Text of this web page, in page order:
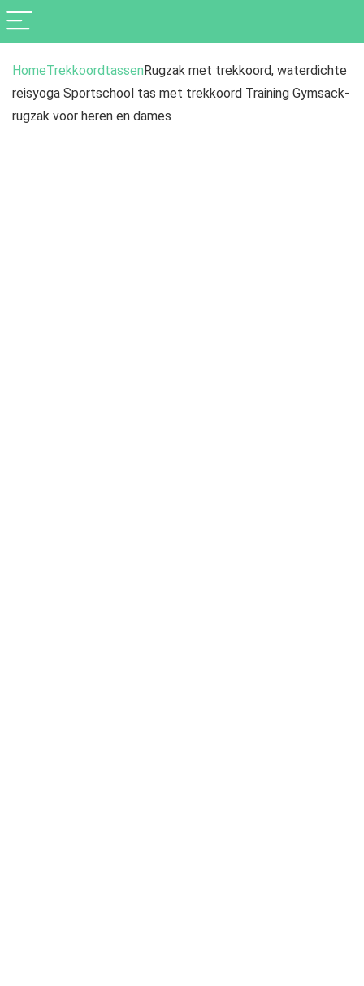
HomeTrekkoordtassenRugzak met trekkoord, waterdichte
reisyoga Sportschool tas met trekkoord Training Gymsack-
rugzak voor heren en dames